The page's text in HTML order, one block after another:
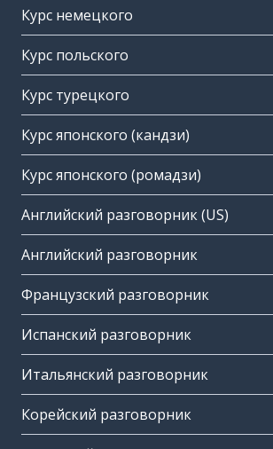
Курс немецкого
Курс польского
Курс турецкого
Курс японского (кандзи)
Курс японского (ромадзи)
Английский разговорник (US)
Английский разговорник
Французский разговорник
Испанский разговорник
Итальянский разговорник
Корейский разговорник